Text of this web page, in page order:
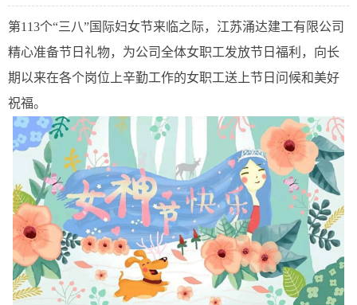
第113个“三八”国际妇女节来临之际，江苏涌达建工有限公司
精心准备节日礼物，为公司全体女职工发放节日福利，向长
期以来在各个岗位上辛勤工作的女职工送上节日问候和美好
祝福。